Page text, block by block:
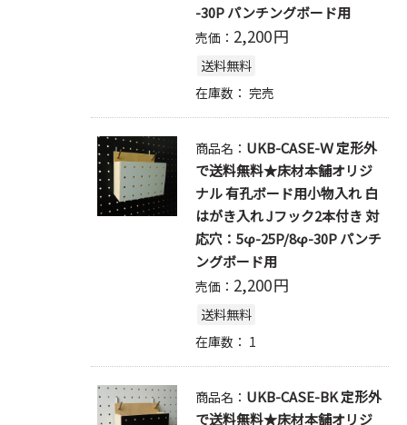
-30P パンチングボード用
売価： 2,200円
送料無料
在庫数： 完売
商品名： UKB-CASE-Ｗ 定形外
で送料無料★床材本舗オリジ
ナル 有孔ボード用小物入れ 白
はがき入れ Jフック2本付き 対
応穴：5φ-25P/8φ-30P パンチ
ングボード用
売価： 2,200円
送料無料
在庫数： 1
商品名： UKB-CASE-BK 定形外
で送料無料★床材本舗オリジ